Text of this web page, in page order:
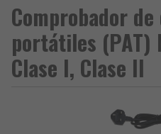
Comprobador
portátiles (PAT)
Clase I, Clase II